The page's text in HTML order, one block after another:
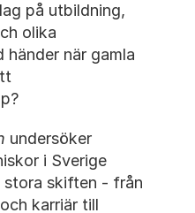
på utbildning,
olika
händer när gamla
undersöker
i Sverige
stora skiften - från
karriär till